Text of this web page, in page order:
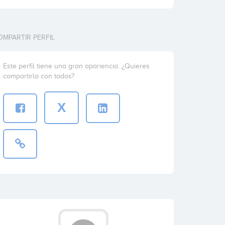
PERFIL
Este perfil tiene una gran apariencia. ¿Quieres
compartirlo con todos?
X